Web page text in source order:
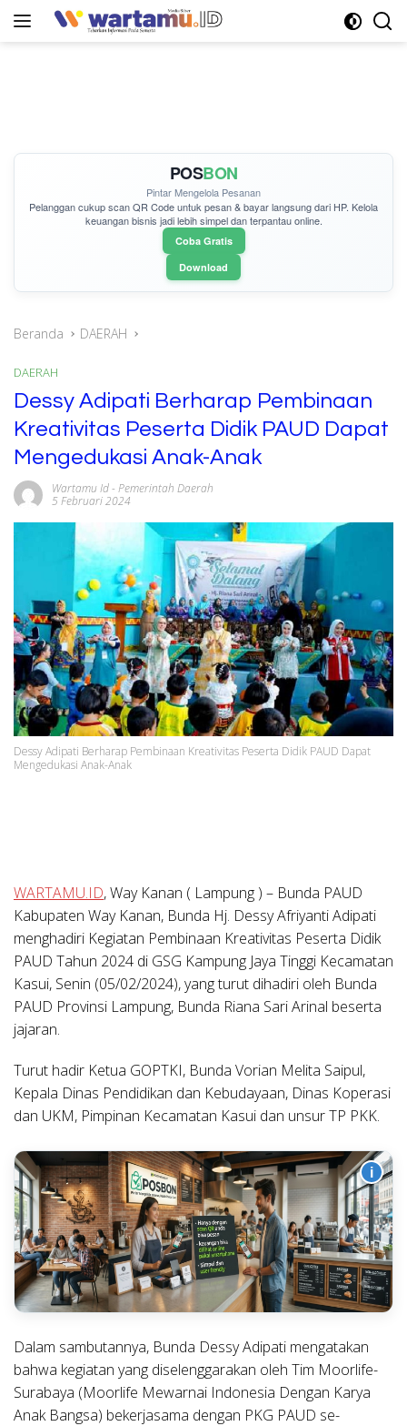
POSBON
Pintar Mengelola Pesanan
Pelanggan cukupscan QR Codeuntuk pesan & bayar langsung dari HP. Kelola
keuangan bisnis jadi lebih simpel dan terpantau online.
Coba Gratis
Download
Beranda DAERAH
DAERAH
Dessy Adipati Berharap Pembinaan
Kreativitas Peserta Didik PAUD Dapat
Mengedukasi Anak-Anak
Wartamu Id- Pemerintah Daerah
5 Februari 2024
Dessy Adipati Berharap Pembinaan Kreativitas Peserta Didik PAUD Dapat
Mengedukasi Anak-Anak
WARTAMU.ID, Way Kanan ( Lampung ) – Bunda PAUD
Kabupaten Way Kanan, Bunda Hj. Dessy Afriyanti Adipati
menghadiri Kegiatan Pembinaan Kreativitas Peserta Didik
PAUD Tahun 2024 di GSG Kampung Jaya Tinggi Kecamatan
Kasui, Senin (05/02/2024), yang turut dihadiri oleh Bunda
PAUD Provinsi Lampung, Bunda Riana Sari Arinal beserta
jajaran.
Turut hadir Ketua GOPTKI, Bunda Vorian Melita Saipul,
Kepala Dinas Pendidikan dan Kebudayaan, Dinas Koperasi
dan UKM, Pimpinan Kecamatan Kasui dan unsur TP PKK.
i
Dalam sambutannya, Bunda Dessy Adipati mengatakan
bahwa kegiatan yang diselenggarakan oleh Tim Moorlife-
Surabaya (Moorlife Mewarnai Indonesia Dengan Karya
Anak Bangsa) bekerjasama dengan PKG PAUD se-